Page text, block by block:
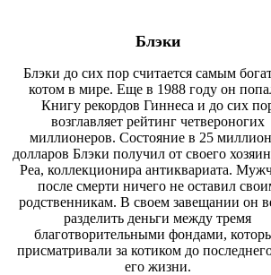
Блэки
Блэки до сих пор считается самым
котом в мире. Еще в 1988 году он
Книгурекордов Гиннеса и до сих
возглавляет рейтинг четвероногих
миллионеров. Состояние в 25
долларов Блэки получил от своего
Реа, коллекционира антиквариата.
после смерти ничего не оставил
родственникам. В своем завещании он
разделить деньги между тремя
благотворительными фондами,
присматривали за котиком до
его жизни.